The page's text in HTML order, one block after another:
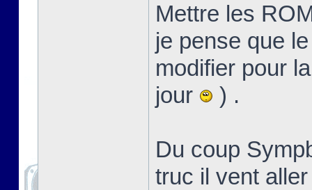
Mettre les
je pense que
modifier pour
jour
) .
Du coup
truc il vent